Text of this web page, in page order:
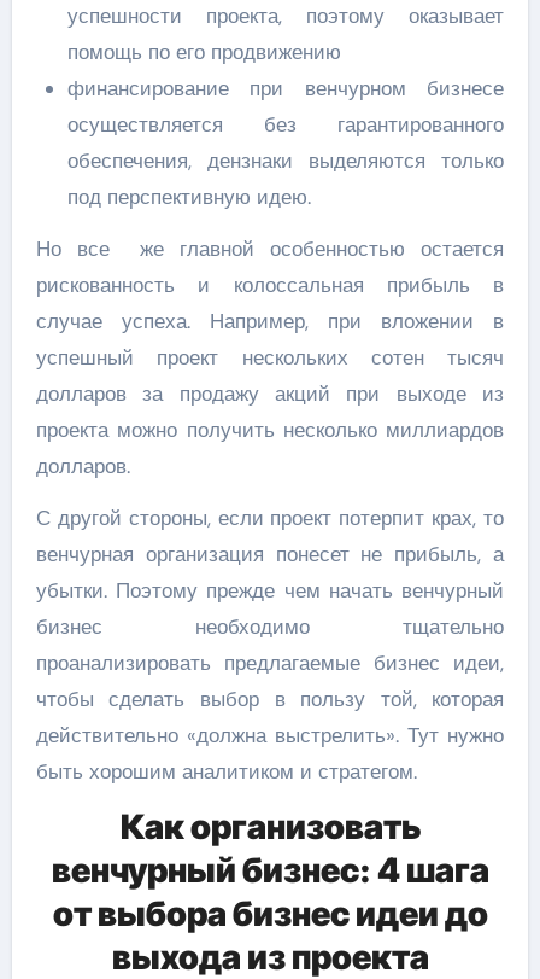
успешности проекта, поэтому оказывает
помощь по его продвижению
финансирование при венчурном бизнесе
осуществляется без гарантированного
обеспечения, дензнаки выделяются только
под перспективную идею.
Но все же главной особенностью остается
рискованность и колоссальная прибыль в
случае успеха. Например, при вложении в
успешный проект нескольких сотен тысяч
долларов за продажу акций при выходе из
проекта можно получить несколько миллиардов
долларов.
С другой стороны, если проект потерпит крах, то
венчурная организация понесет не прибыль, а
убытки. Поэтому прежде чем начать венчурный
бизнес необходимо тщательно
проанализировать предлагаемые бизнес идеи,
чтобы сделать выбор в пользу той, которая
действительно «должна выстрелить». Тут нужно
быть хорошим аналитиком и стратегом.
Как организовать
венчурный бизнес: 4 шага
от выбора бизнес идеи до
выхода из проекта